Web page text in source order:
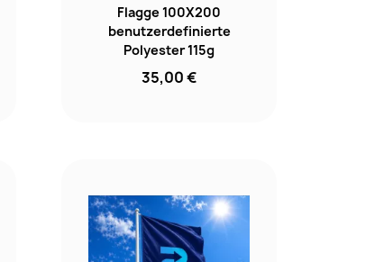
Flagge 100X200
benutzerdefinierte
Polyester 115g
35,00 €